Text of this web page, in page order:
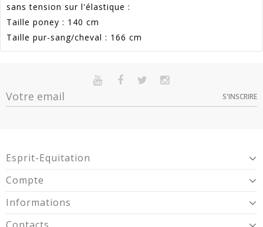
sans tension sur l'élastique :
Taille poney : 140 cm
Taille pur-sang/cheval : 166 cm
Promotion
Sur commande Indisponible
Option
Dispo
14670-BL-
S'INSCRIRE
Esprit-Equitation
Compte
Informations